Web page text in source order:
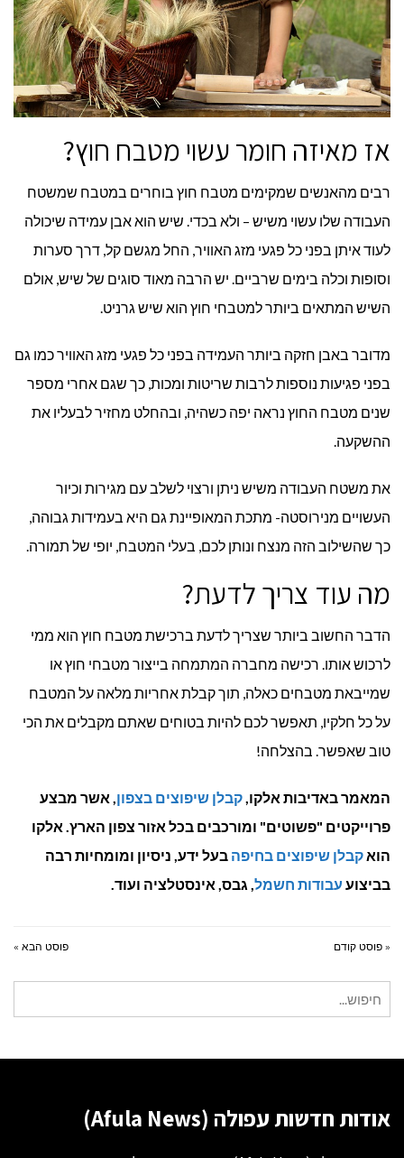
אז מאיזה חומר עשוי מטבח חוץ?
רבים מהאנשים שמקימים מטבח חוץ בוחרים במטבח שמשטח
העבודה שלו עשוי משיש – ולא בכדי. שיש הוא אבן עמידה שיכולה
לעוד איתן בפני כל פגעי מזג האוויר, החל מגשם קל, דרך סערות
וסופות וכלה בימים שרביים. יש הרבה מאוד סוגים של שיש, אולם
השיש המתאים ביותר למטבחי חוץ הוא שיש גרניט.
מדובר באבן חזקה ביותר העמידה בפני כל פגעי מזג האוויר כמו גם
בפני פגיעות נוספות לרבות שריטות ומכות, כך שגם אחרי מספר
שנים מטבח החוץ נראה יפה כשהיה, ובהחלט מחזיר לבעליו את
ההשקעה.
את משטח העבודה משיש ניתן ורצוי לשלב עם מגירות וכיור
העשויים מנירוסטה- מתכת המאופיינת גם היא בעמידות גבוהה,
כך שהשילוב הזה מנצח ונותן לכם, בעלי המטבח, יופי של תמורה.
מה עוד צריך לדעת?
הדבר החשוב ביותר שצריך לדעת ברכישת מטבח חוץ הוא ממי
לרכוש אותו. רכישה מחברה המתמחה בייצור מטבחי חוץ או
שמייבאת מטבחים כאלה, תוך קבלת אחריות מלאה על המטבח
על כל חלקיו, תאפשר לכם להיות בטוחים שאתם מקבלים את הכי
טוב שאפשר. בהצלחה!
המאמר באדיבות אלקו,קבלן שיפוצים בצפון, אשר מבצע
פרוייקטים "פשוטים" ומורכבים בכל אזור צפון הארץ. אלקו
הואקבלן שיפוצים בחיפה בעל ידע, ניסיון ומומחיות רבה
בביצוע עבודות חשמל, גבס, אינסטלציה ועוד.
« פוסט קודם פוסט הבא »
עבור:
אודות חדשות עפולה (Afula News)